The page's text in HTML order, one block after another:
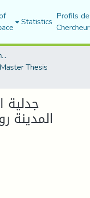
Statistics Profils
Faculty of Letters and Languages
Master Thesis
جدلية
المدينة